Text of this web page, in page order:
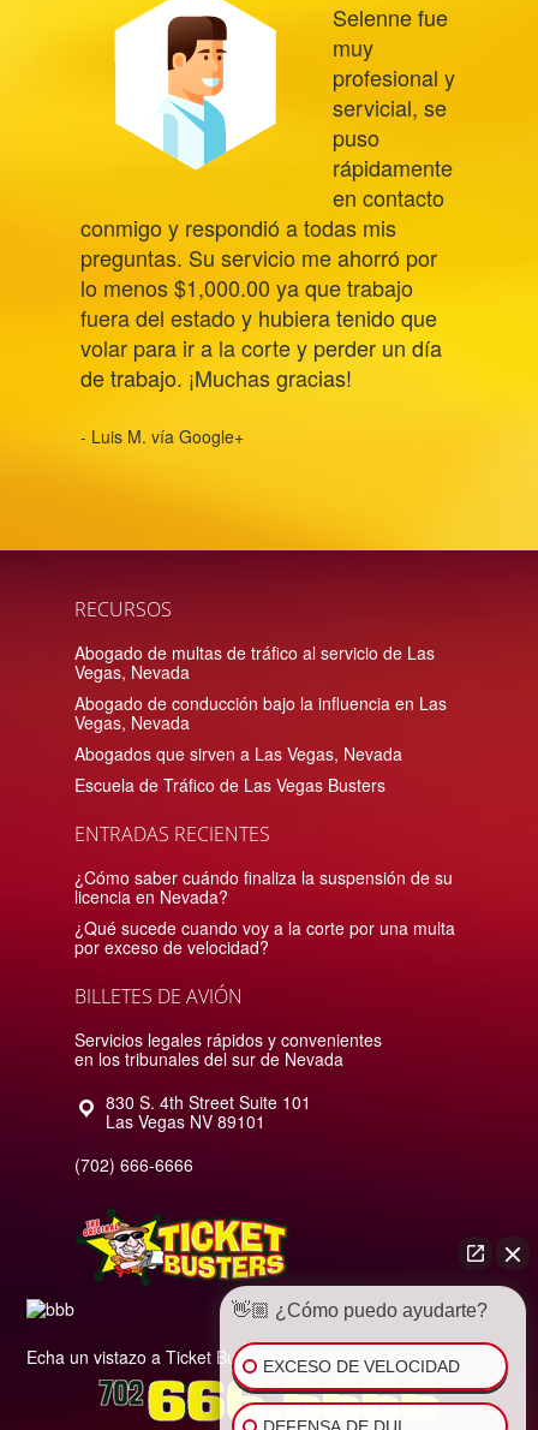
Selenne fue
muy
profesional y
servicial, se
puso
rápidamente
en contacto
conmigo y respondió a todas mis
preguntas. Su servicio me ahorró por
lo menos $1,000.00 ya que trabajo
fuera del estado y hubiera tenido que
volar para ir a la corte y perder un día
de trabajo. ¡Muchas gracias!
- Luis M. vía Google+
RECURSOS
Abogado de multas de tráfico al servicio de Las
Vegas, Nevada
Abogado de conducción bajo la influencia en Las
Vegas, Nevada
Abogados que sirven a Las Vegas, Nevada
Escuela de Tráfico de Las Vegas Busters
ENTRADAS RECIENTES
¿Cómo saber cuándo finaliza la suspensión de su
licencia en Nevada?
¿Qué sucede cuando voy a la corte por una multa
por exceso de velocidad?
BILLETES DE AVIÓN
Servicios legales rápidos y convenientes
en los tribunales del sur de Nevada
830 S. 4th Street Suite 101
Las Vegas NV 89101
(702) 666-6666
Echa un vistazo a Ticket Busters en Yelp
👋🏼 ¿Cómo puedo ayudarte?
EXCESO DE VELOCIDAD
DEFENSA DE DUI